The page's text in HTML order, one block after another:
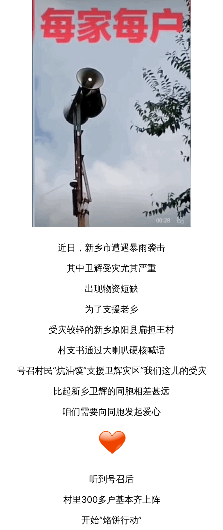
近日，新乡市遭遇暴雨袭击
其中卫辉受灾尤其严重
出现物资短缺
为了支援老乡
受灾较轻的新乡原阳县扁担王村
村支书通过大喇叭硬核喊话
号召村民“炕油馍”支援卫辉灾区“我们这儿的受灾
比起新乡卫辉的同胞相差甚远
咱们需要向同胞发起爱心
听到号召后
村里300多户基本齐上阵
开始“烙饼行动”